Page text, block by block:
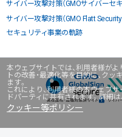
本ウェブサイトでは、利用者様が
トの改善・最適化等を目的に、ク
ます。
これにより、利用者様の本ウェブ
ドパーティに共有されます。詳細
クッキー等ポリシー
サイバー攻撃対策（GMOサイバーセ
サイバー攻撃対策（GMO Flatt Security
セキュリティ事業の軌跡